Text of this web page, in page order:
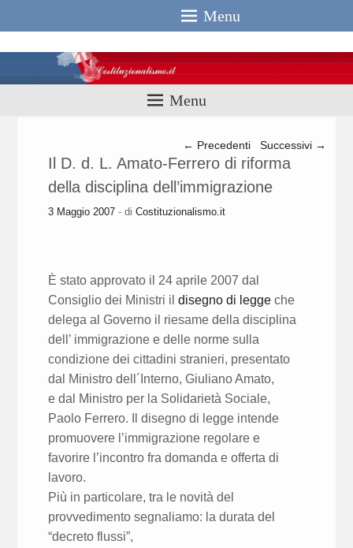
Menu
Menu
Navigazione articolo
← Precedenti Successivi →
Il D. d. L. Amato-Ferrero di riforma
della disciplina dell’immigrazione
3 Maggio 2007 - di Costituzionalismo.it
È stato approvato il 24 aprile 2007 dal
Consiglio dei Ministri ildisegno di legge che
delega al Governo il riesame della disciplina
dell’ immigrazione e delle norme sulla
condizione dei cittadini stranieri, presentato
dal Ministro dell´Interno, Giuliano Amato,
e dal Ministro per la Solidarietà Sociale,
Paolo Ferrero. Il disegno di legge intende
promuovere l’immigrazione regolare e
favorire l’incontro fra domanda e offerta di
lavoro.
Più in particolare, tra le novità del
provvedimento segnaliamo: la durata del
“decreto flussi”,